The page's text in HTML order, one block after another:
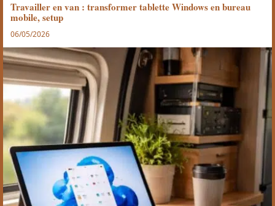
Travailler en van : transformer tablette Windows en bureau
mobile, setup
06/05/2026